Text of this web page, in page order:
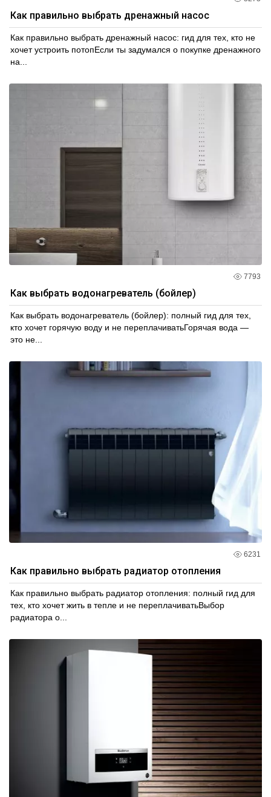
Гарантия качества: мы уверены в надежности
наших продуктов, поэтому предоставляем
гарантию на все расширительные баки.
Сделайте правильный выбор, чтобы обеспечить
долговечность и безопасность вашей системы.
получите надежное решение для вашего
Как правильно выбрать дренажный насос
Как правильно выбрать дренажный насос: гид для тех, кто не
хочет устроить потопЕсли ты задумался о покупке дренажного
на...
7793
Как выбрать водонагреватель (бойлер)
Как выбрать водонагреватель (бойлер): полный гид для тех,
кто хочет горячую воду и не переплачиватьГорячая вода —
это не...
6231
Как правильно выбрать радиатор отопления
Как правильно выбрать радиатор отопления: полный гид для
тех, кто хочет жить в тепле и не переплачиватьВыбор
радиатора о...